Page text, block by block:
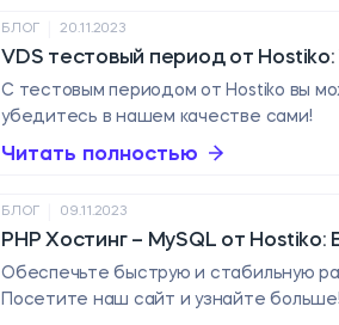
БЛОГ 09.11.2023
PHP Хостинг – MySQL от
Обеспечьте быструю и стабильную
Посетите наш сайт и узнайте
БЛОГ 20.11.2023
VDS тестовый период от
С тестовым периодом от Hostiko вы
убедитесь в нашем качестве сами!
Читать полностью